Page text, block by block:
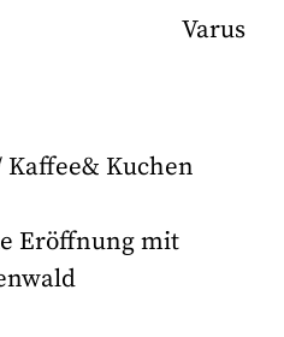
Varus
Kuchen
Eröffnung mit